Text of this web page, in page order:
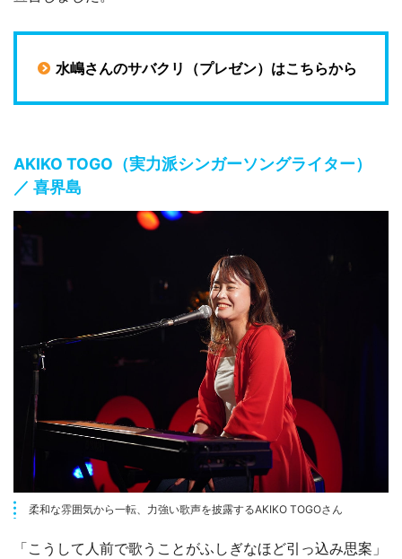
水嶋さんのサバクリ（プレゼン）はこちらから
AKIKO TOGO（実力派シンガーソングライター）
／ 喜界島
柔和な雰囲気から一転、力強い歌声を披露するAKIKO TOGOさん
「こうして人前で歌うことがふしぎなほど引っ込み思案」